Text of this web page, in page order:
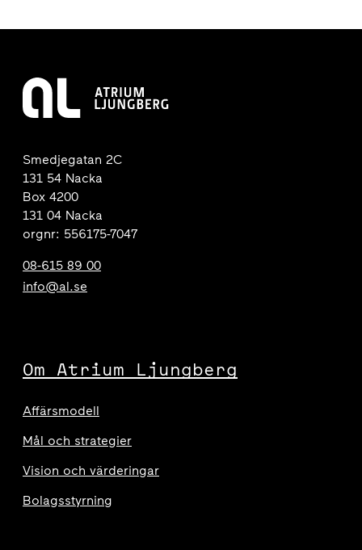
Smedjegatan 2C
131 54 Nacka
Box 4200
131 04 Nacka
orgnr: 556175-7047
08-615 89 00
info@al.se
Om Atrium Ljungberg
Affärsmodell
Mål och strategier
Vision och värderingar
Bolagsstyrning